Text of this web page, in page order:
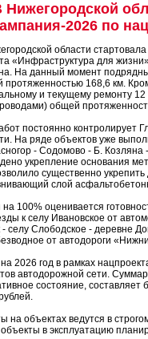
Нижегородской
2026 по
области
«Инфраструктура для
На данный момент
протяженностью 168,6 км.
и текущему ремонту
общей
постоянно контролирует
На ряде объектов уже
- Содомово - Б.
укрепление основания
существенно
слой
на 100% оценивается
к селу Ивановское от
- селу Слободское - деревне
от автодороги
на 2026 год в рамках
автодорожной сети.
состояние, составляет
на объектах ведутся в
в эксплуатацию